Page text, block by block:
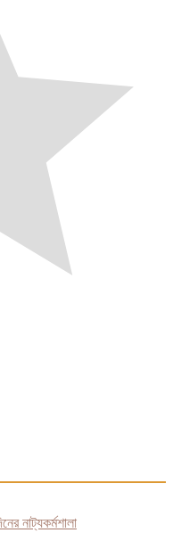
নাট্যকর্মশালা